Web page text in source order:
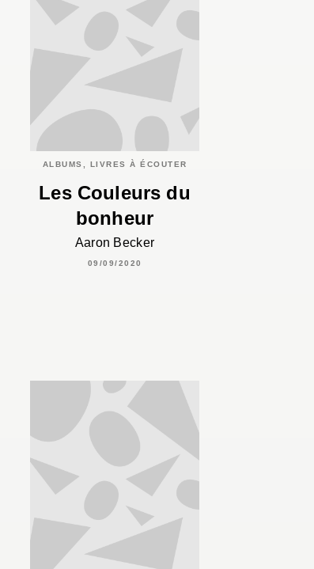
ALBUMS, LIVRES À ÉCOUTER
Les Couleurs du
bonheur
Aaron Becker
09/09/2020